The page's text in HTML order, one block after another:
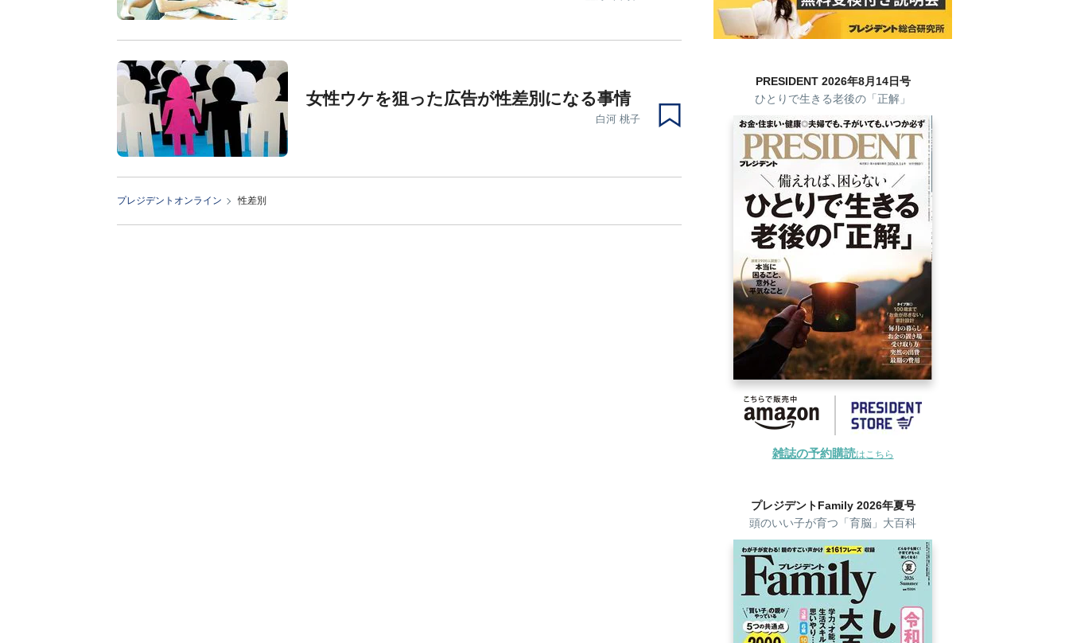
女性ウケを狙った広告が性差別になる事情
白河 桃子
プレジデントオンライン 性差別
PRESIDENT 2026年8月14日号
ひとりで生きる老後の「正解」
雑誌の予約購読はこちら
プレジデントFamily 2026年夏号
頭のいい子が育つ「育脳」大百科